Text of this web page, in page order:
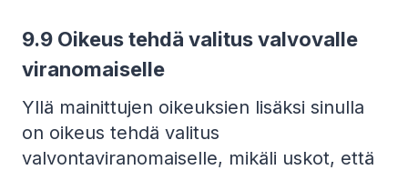
9.9 Oikeus tehdä valitus valvovalle
viranomaiselle
Yllä mainittujen oikeuksien lisäksi sinulla
on oikeus tehdä valitus
valvontaviranomaiselle, mikäli uskot, että